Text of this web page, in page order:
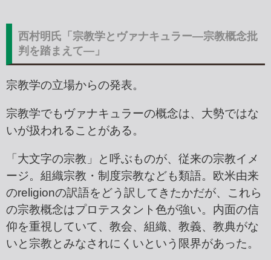
西村明氏「宗教学とヴァナキュラー―宗教概念批
判を踏まえて―」
宗教学の立場からの発表。
宗教学でもヴァナキュラーの概念は、大勢ではな
いが扱われることがある。
「大文字の宗教」と呼ぶものが、従来の宗教イメ
ージ。組織宗教・制度宗教なども類語。欧米由来
のreligionの訳語をどう訳してきたかだが、これら
の宗教概念はプロテスタント色が強い。内面の信
仰を重視していて、教会、組織、教義、教典がな
いと宗教とみなされにくいという限界があった。